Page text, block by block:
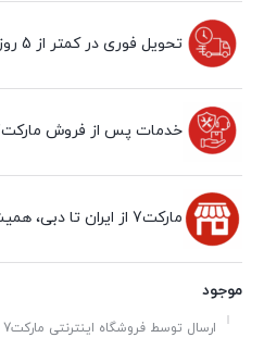
تحویل فوری در کمتر از 5 روز کاری
خدمات پس از فروش مارکت7
مارکت7 از ایران تا دبی، همیشه در کنار شما!
موجود
ارسال توسط فروشگاه اینترنتی مارکت7